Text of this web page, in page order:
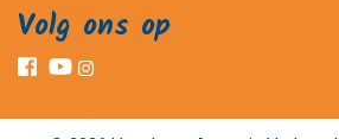
Volg ons op